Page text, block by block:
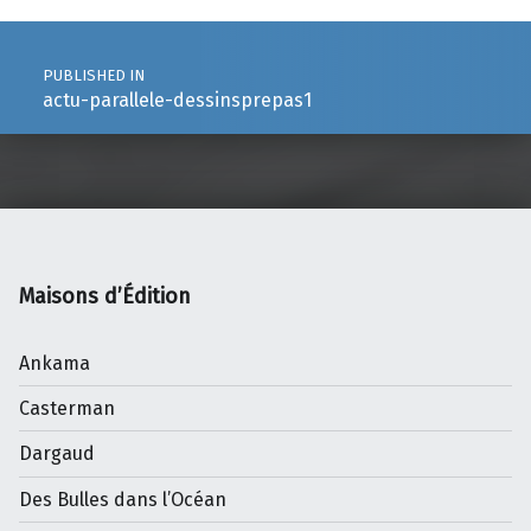
Post navigation
PUBLISHED IN
actu-parallele-dessinsprepas1
Maisons d’Édition
Ankama
Casterman
Dargaud
Des Bulles dans l’Océan